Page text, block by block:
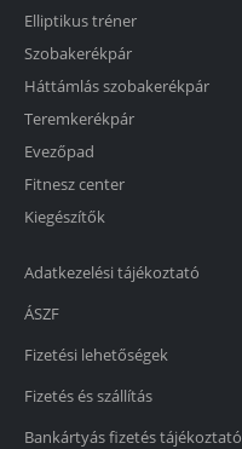
Elliptikus tréner
Szobakerékpár
Háttámlás szobakerékpár
Teremkerékpár
Evezőpad
Fitnesz center
Kiegészítők
Adatkezelési tájékoztató
ÁSZF
Fizetési lehetőségek
Fizetés és szállítás
Bankártyás fizetés tájékoztató